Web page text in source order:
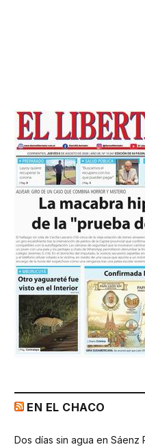
EN EL CHACO
Dos días sin agua en Sáenz